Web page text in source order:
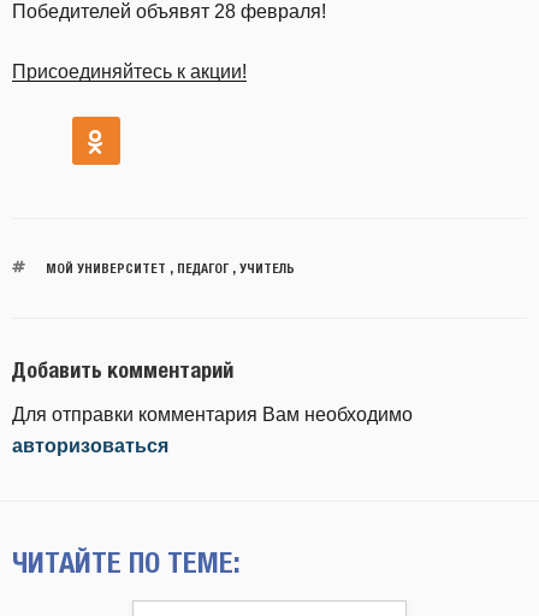
Победителей объявят 28 февраля!
Присоединяйтесь к акции!
МОЙ УНИВЕРСИТЕТ , ПЕДАГОГ, УЧИТЕЛЬ
Добавить комментарий
Для отправки комментария Вам необходимо
авторизоваться
ЧИТАЙТЕ ПО ТЕМЕ: